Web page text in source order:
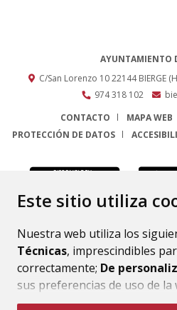
Este sitio utiliza
Nuestra web utiliza los
Técnicas, imprescindibles
correctamente; De
sus preferencias de uso de la
mejorar el funcionamiento de
AYUNTAMIENTO
C/San Lorenzo 1022144 BIERGE
974 318 102
CONTACTO
MAPA WEB
PROTECCIÓN DE DATOS